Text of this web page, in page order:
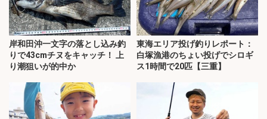
岸和田沖一文字の落とし込み釣
りで43cmチヌをキャッチ！ 上
り潮狙いが的中か
東海エリア投げ釣りレポート：
白塚漁港のちょい投げでシロギ
ス1時間で20匹【三重】